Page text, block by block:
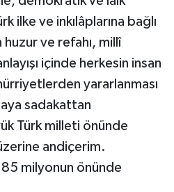
ilke ve inkılâplarına bağlı
ve refahı, millî
içinde herkesin insan
yararlanması
sadakattan
Türk milleti önünde
andiçerim.
milyonun önünde